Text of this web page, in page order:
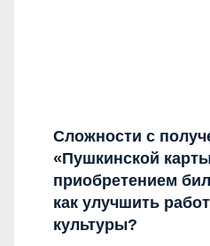
Сложности с
«Пушкинской
приобретением
как улучшить
культуры?